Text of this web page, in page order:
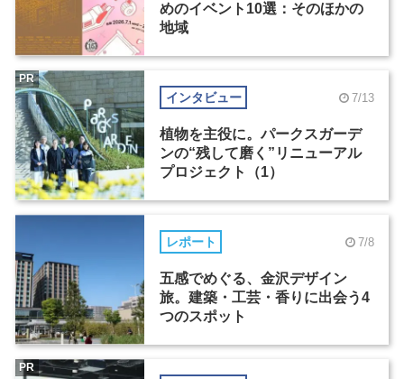
めのイベント10選：そのほかの
地域
インタビュー 7/13
植物を主役に。パークスガーデ
ンの“残して磨く”リニューアル
プロジェクト（1）
PR
レポート 7/8
五感でめぐる、金沢デザイン
旅。建築・工芸・香りに出会う4
つのスポット
PR